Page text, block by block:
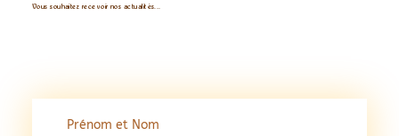
Vous souhaitez recevoir nos actualités...
Prénom et Nom